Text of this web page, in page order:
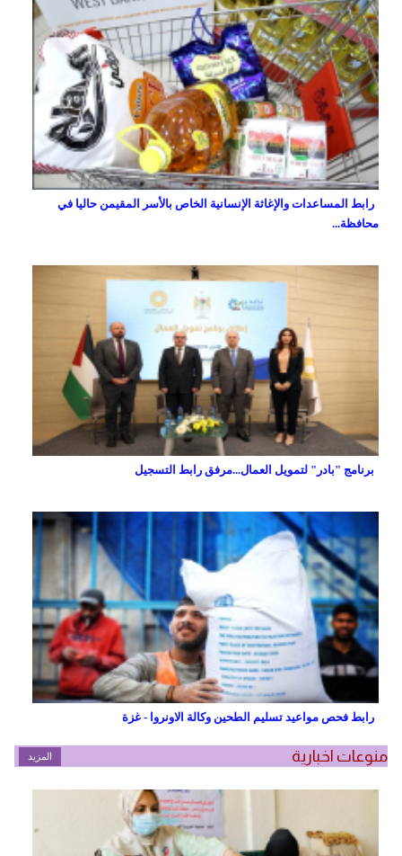
رابط المساعدات والإغاثة الإنسانية الخاص بالأسر المقيمن حاليا في
محافظة...
برنامج "بادر" لتمويل العمال...مرفق رابط التسجيل
رابط فحص مواعيد تسليم الطحين وكالة الاونروا - غزة
منوعات اخبارية المزيد